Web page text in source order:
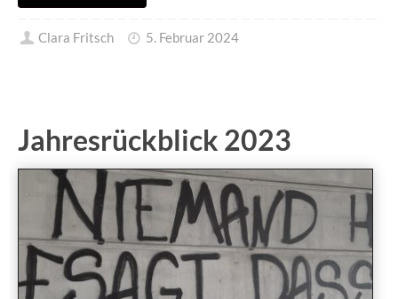
Clara Fritsch 5. Februar 2024
Jahresrückblick 2023